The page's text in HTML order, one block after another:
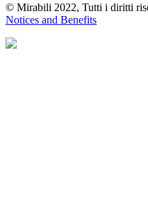
© Mirabili 2022, Tutti i diritti
Notices and Benefits